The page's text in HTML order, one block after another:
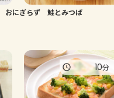
おにぎらず 鮭とみつば
10分